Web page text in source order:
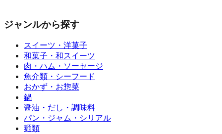
ジャンルから探す
スイーツ・洋菓子
和菓子・和スイーツ
肉・ハム・ソーセージ
魚介類・シーフード
おかず・お惣菜
鍋
醤油・だし・調味料
パン・ジャム・シリアル
麺類